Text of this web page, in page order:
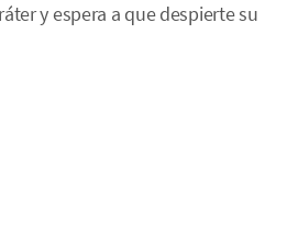
y espera a que despierte su